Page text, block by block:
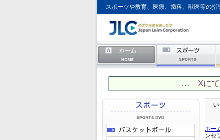
スポーツや教育、医療、歯科、獣医等の
… Xにて
ホー
ンセ